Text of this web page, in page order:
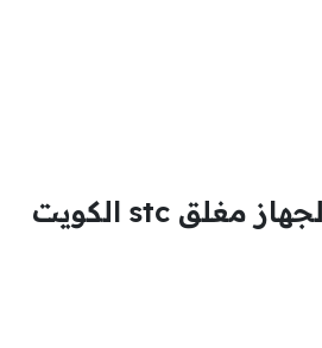
كيفية تحويل الجهاز مغلق stc الكويت